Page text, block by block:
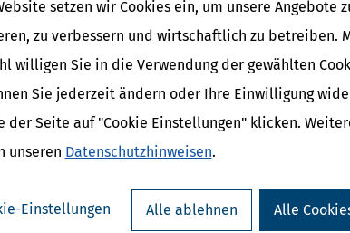
setzen wir Cookies ein, um unsere Angebote
zu verbessern und wirtschaftlich zu betreiben.
willigen Sie in die Verwendung der gewählten
Sie jederzeit ändern oder Ihre Einwilligung
der Seite auf "Cookie Einstellungen" klicken.
unseren Datenschutzhinweisen.
Einstellungen Alle ablehnen Alle
die Kosten für Miete, Pacht, Zinsaufwendungen für
2022 Zweites Quartal«bis zu 1.500 Euro pro Monat zur
2022.
die coronabedingte Umsatzeinbußen verzeichnen, aber
können neben Soloselbstständigen (mit oder ohne
unständig Beschäftigte aller Branchen sowie
muss je nach Umsatzentwicklung im Förderzeitraum